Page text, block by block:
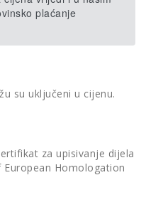
plaćanje
su uključeni u cijenu.
za upisivanje dijela
Homologation